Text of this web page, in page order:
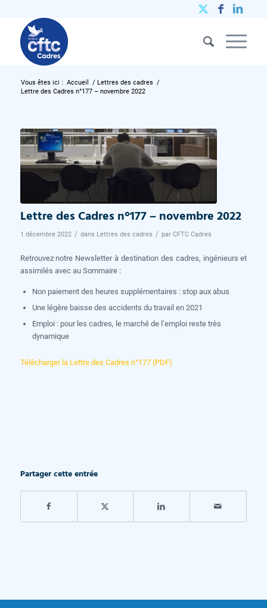
Vous êtes ici : Accueil / Lettres des cadres /
Lettre des Cadres n°177 – novembre 2022
Lettre des Cadres n°177 – novembre 2022
1 décembre 2022 / dans Lettres des cadres / par CFTC Cadres
Retrouvez notre Newsletter à destination des cadres, ingénieurs et
assimilés avec au Sommaire :
Non paiement des heures supplémentaires : stop aux abus
Une légère baisse des accidents du travail en 2021
Emploi : pour les cadres, le marché de l’emploi reste très
dynamique
Télécharger la Lettre des Cadres n°177 (PDF)
Partager cette entrée